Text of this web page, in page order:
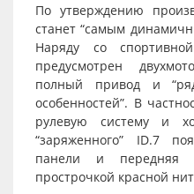
По утверждению
станет “самым
Наряду со
предусмотрен
полный привод и
особенностей”. В
рулевую систему и
“заряженного” ID.7
панели и передняя
прострочкой красной